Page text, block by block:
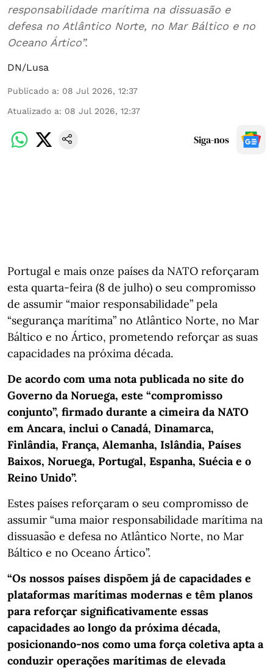
responsabilidade marítima na dissuasão e
defesa no Atlântico Norte, no Mar Báltico e no
Oceano Ártico”.
DN/Lusa
Publicado a: 08 Jul 2026, 12:37
Atualizado a: 08 Jul 2026, 12:37
Siga-nos
Portugal e mais onze países da NATO reforçaram
esta quarta-feira (8 de julho) o seu compromisso
de assumir “maior responsabilidade” pela
“segurança marítima” no Atlântico Norte, no Mar
Báltico e no Ártico, prometendo reforçar as suas
capacidades na próxima década.
De acordo com uma nota publicada no site do
Governo da Noruega, este “compromisso
conjunto”, firmado durante a cimeira da NATO
em Ancara, inclui o Canadá, Dinamarca,
Finlândia, França, Alemanha, Islândia, Países
Baixos, Noruega, Portugal, Espanha, Suécia e o
Reino Unido”.
Estes países reforçaram o seu compromisso de
assumir “uma maior responsabilidade marítima na
dissuasão e defesa no Atlântico Norte, no Mar
Báltico e no Oceano Ártico”.
“Os nossos países dispõem já de capacidades e
plataformas marítimas modernas e têm planos
para reforçar significativamente essas
capacidades ao longo da próxima década,
posicionando-nos como uma força coletiva apta a
conduzir operações marítimas de elevada